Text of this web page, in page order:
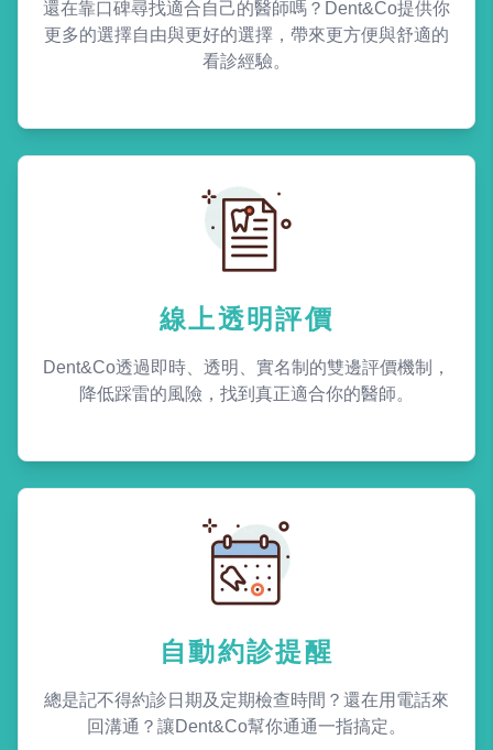
還在靠口碑尋找適合自己的醫師嗎？Dent&Co提供你
更多的選擇自由與更好的選擇，帶來更方便與舒適的
看診經驗。
線上透明評價
Dent&Co透過即時、透明、實名制的雙邊評價機制，
降低踩雷的風險，找到真正適合你的醫師。
自動約診提醒
總是記不得約診日期及定期檢查時間？還在用電話來
回溝通？讓Dent&Co幫你通通一指搞定。